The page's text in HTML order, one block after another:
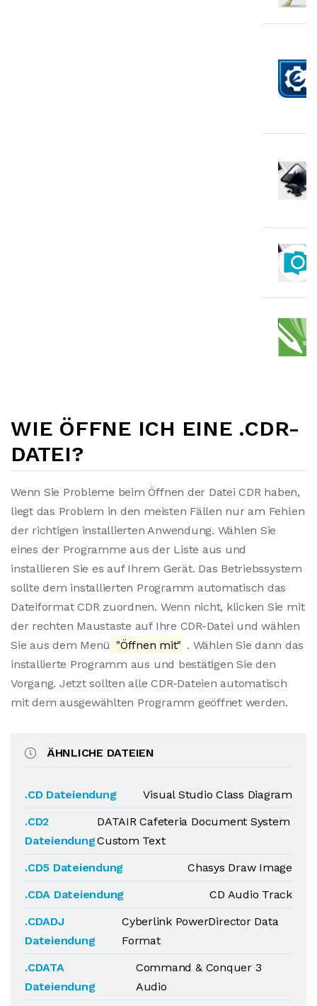
WIE ÖFFNE ICH EINE .CDR-
DATEI?
Wenn Sie Probleme beim Öffnen der Datei CDR haben,
liegt das Problem in den meisten Fällen nur am Fehlen
der richtigen installierten Anwendung. Wählen Sie
eines der Programme aus der Liste aus und
installieren Sie es auf Ihrem Gerät. Das Betriebssystem
sollte dem installierten Programm automatisch das
Dateiformat CDR zuordnen. Wenn nicht, klicken Sie mit
der rechten Maustaste auf Ihre CDR-Datei und wählen
Sie aus dem Menü "Öffnen mit" . Wählen Sie dann das
installierte Programm aus und bestätigen Sie den
Vorgang. Jetzt sollten alle CDR-Dateien automatisch
mit dem ausgewählten Programm geöffnet werden.
ÄHNLICHE DATEIEN
.CD Dateiendung
Visual Studio Class Diagram
.CD2
Dateiendung
DATAIR Cafeteria Document System
Custom Text
.CD5 Dateiendung
Chasys Draw Image
.CDA Dateiendung
CD Audio Track
.CDADJ
Dateiendung
Cyberlink PowerDirector Data
Format
.CDATA
Dateiendung
Command & Conquer 3
Audio